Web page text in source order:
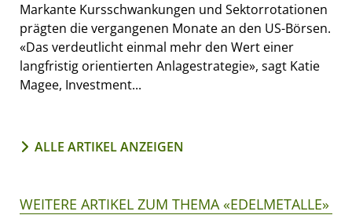
Markante Kursschwankungen und Sektorrotationen
prägten die vergangenen Monate an den US-Börsen.
«Das verdeutlicht einmal mehr den Wert einer
langfristig orientierten Anlagestrategie», sagt Katie
Magee, Investment...
ALLE ARTIKEL ANZEIGEN
WEITERE ARTIKEL ZUM THEMA «EDELMETALLE»